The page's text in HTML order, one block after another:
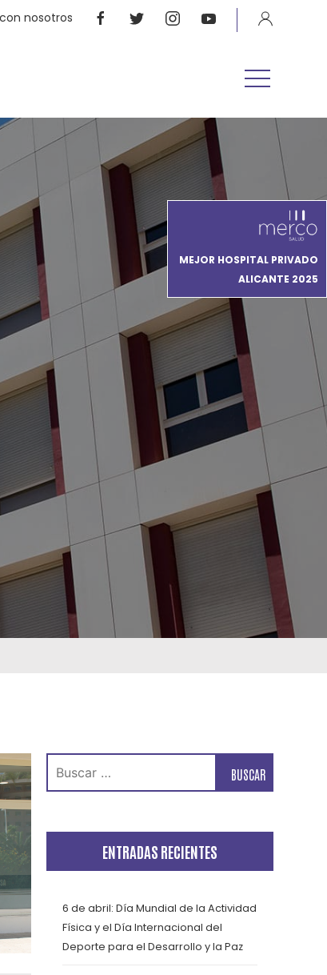
nosotros
MEJOR HOSPITAL PRIVADO
ALICANTE 2025
ENTRADAS RECIENTES
6 de abril: Día Mundial de la Actividad
Física y el Día Internacional del
Deporte para el Desarrollo y la Paz